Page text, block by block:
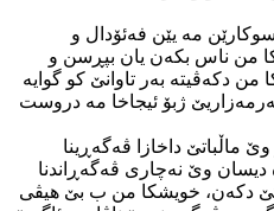
مه‌ یێن فه‌ئۆدال و
من ناس بكه‌ن یان بپڕسن و
دكه‌ڤیته‌ به‌ر تاوانێ كو گوایه‌
شه‌رمه‌زاریێ ژبۆ ئیجاخا مه‌ دروست
داخازا ڤه‌گه‌ڕینا
دیسان وێ نه‌چاری ڤه‌گه‌ڕاندنا
دكه‌ن‌‌، خویشكا من ب بێ هیڤی